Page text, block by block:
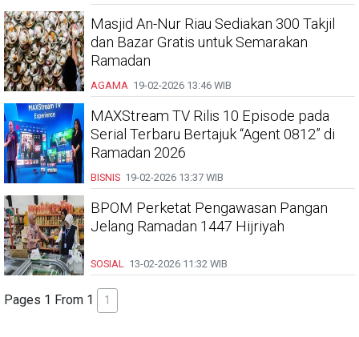
Masjid An-Nur Riau Sediakan 300 Takjil
dan Bazar Gratis untuk Semarakan
Ramadan
AGAMA 19-02-2026 13:46 WIB
MAXStream TV Rilis 10 Episode pada
Serial Terbaru Bertajuk “Agent 0812” di
Ramadan 2026
BISNIS 19-02-2026 13:37 WIB
BPOM Perketat Pengawasan Pangan
Jelang Ramadan 1447 Hijriyah
SOSIAL 13-02-2026 11:32 WIB
Pages 1 From 1 1